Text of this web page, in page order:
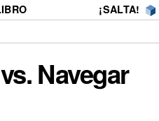
¡SALTA!
Navegar